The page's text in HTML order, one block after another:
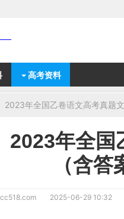
高考资料
2023年全国乙卷语文高考真题
2023年全
（含答
2025-06-29 10:32